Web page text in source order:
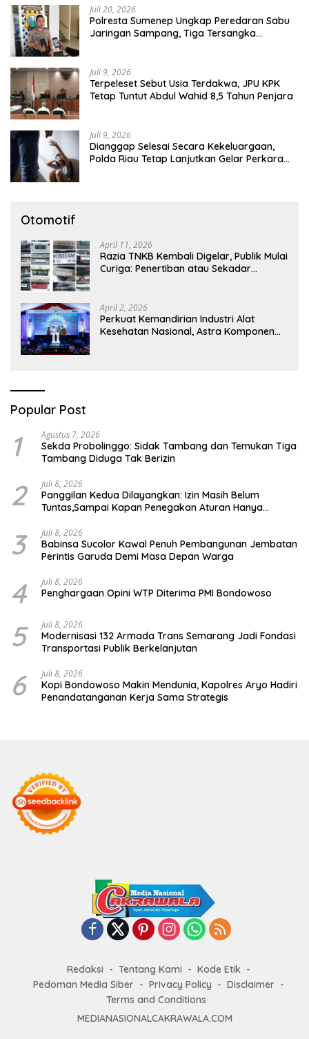
Juli 20, 2026
Polresta Sumenep Ungkap Peredaran Sabu
Jaringan Sampang, Tiga Tersangka
Juli 9, 2026
Terpeleset Sebut Usia Terdakwa, JPU KPK
Tetap Tuntut Abdul Wahid 8,5 Tahun Penjara
Juli 9, 2026
Dianggap Selesai Secara Kekeluargaan,
Polda Riau Tetap Lanjutkan Gelar Perkara
Otomotif
April 11, 2026
Razia TNKB Kembali Digelar, Publik Mulai
Curiga: Penertiban atau Sekadar
April 2, 2026
Perkuat Kemandirian Industri Alat
Kesehatan Nasional, Astra Komponen
Popular Post
1 Agustus 7, 2026
Sekda Probolinggo: Sidak Tambang dan Temukan Tiga
Tambang Diduga Tak Berizin
2 Juli 8, 2026
Panggilan Kedua Dilayangkan: Izin Masih Belum
Tuntas,Sampai Kapan Penegakan Aturan Hanya
3 Juli 8, 2026
Babinsa Sucolor Kawal Penuh Pembangunan Jembatan
Perintis Garuda Demi Masa Depan Warga
4 Juli 8, 2026
Penghargaan Opini WTP Diterima PMI Bondowoso
5 Juli 8, 2026
Modernisasi 132 Armada Trans Semarang Jadi Fondasi
Transportasi Publik Berkelanjutan
6 Juli 8, 2026
Kopi Bondowoso Makin Mendunia, Kapolres Aryo Hadiri
Penandatanganan Kerja Sama Strategis
Redaksi Tentang Kami
Kode Etik
Pedoman Media Siber
Privacy Policy
Disclaimer
Terms and Conditions
MEDIANASIONALCAKRAWALA.COM